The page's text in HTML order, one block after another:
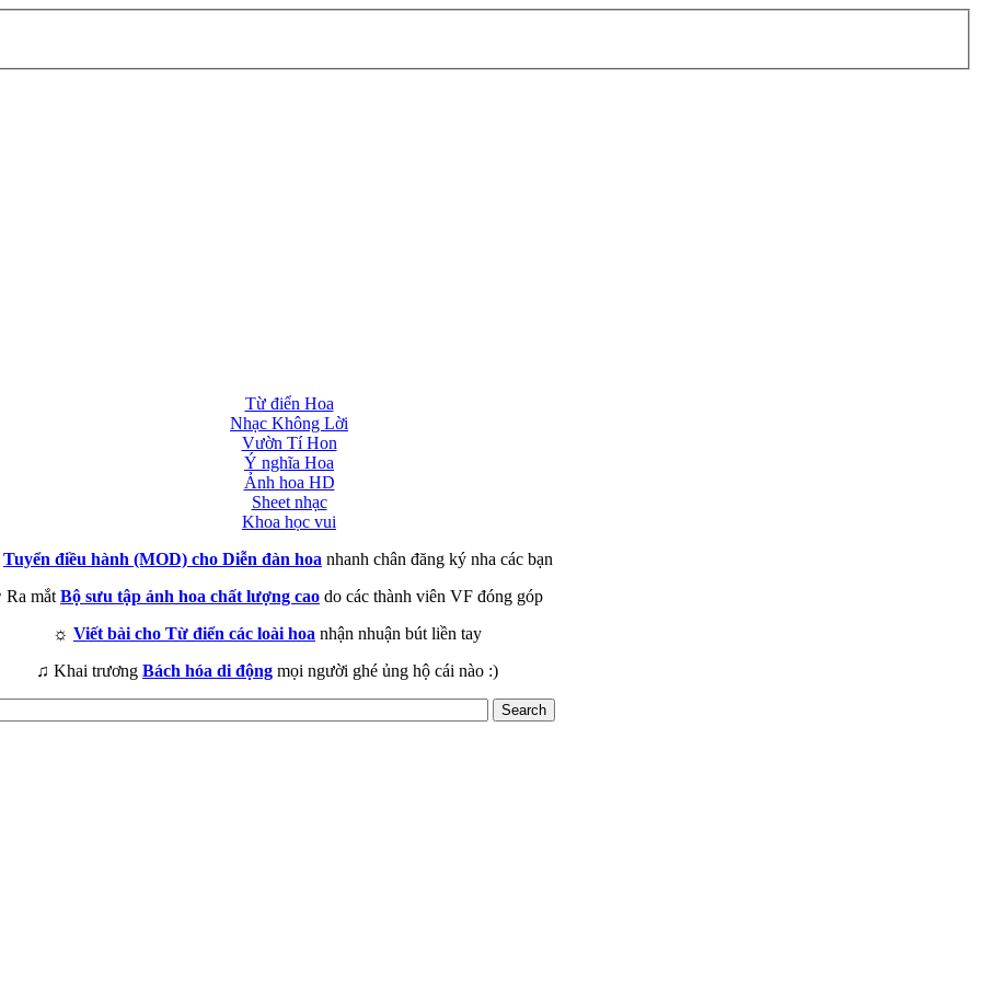
Từ điển Hoa
Nhạc Không Lời
Vườn Tí Hon
Ý nghĩa Hoa
Ảnh hoa HD
Sheet nhạc
Khoa học vui
Tuyển điều hành (MOD) cho Diễn đàn hoa nhanh chân đăng ký nha các bạn
Ra mắt Bộ sưu tập ảnh hoa chất lượng cao do các thành viên VF đóng góp
☼ Viết bài cho Từ điển các loài hoa nhận nhuận bút liền tay
♫ Khai trương Bách hóa di động mọi người ghé ủng hộ cái nào :)